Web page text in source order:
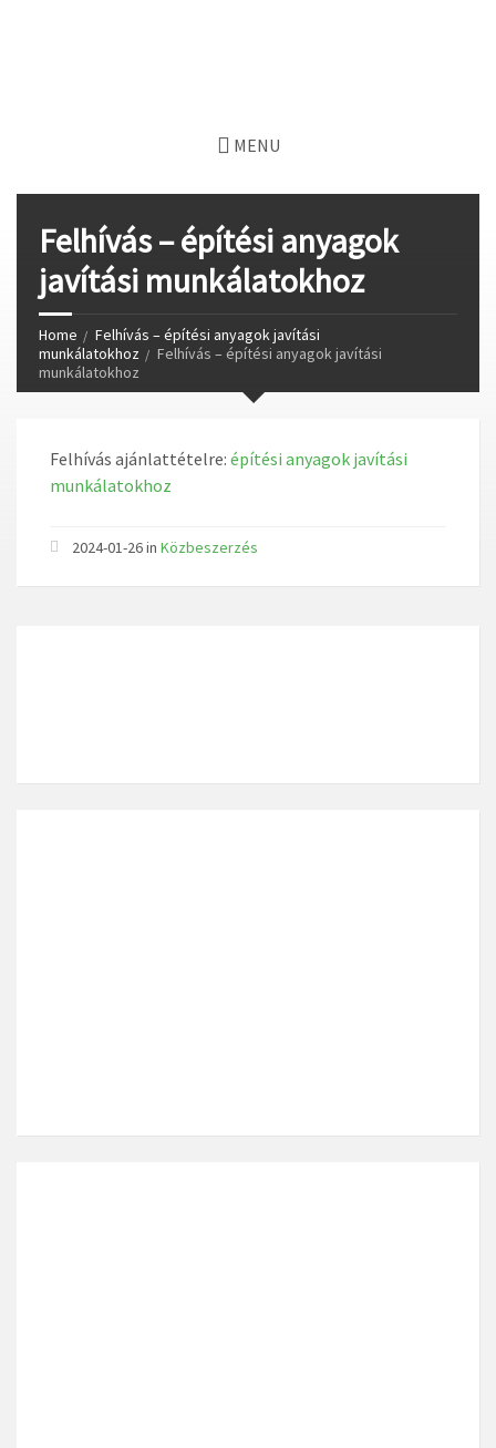
MENU
Felhívás – építési anyagok
javítási munkálatokhoz
Home
Felhívás – építési anyagok javítási
munkálatokhoz
Felhívás – építési anyagok javítási
munkálatokhoz
Felhívás ajánlattételre: építési anyagok javítási
munkálatokhoz
2024-01-26 in Közbeszerzés